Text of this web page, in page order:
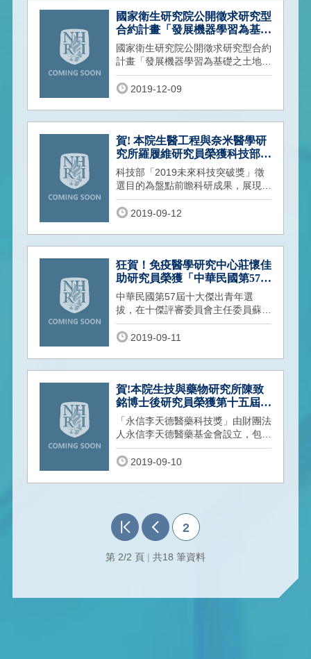
國家衛生研究院公開徵求研究型
合約計畫「發展機器學習為基礎
之土地利用迴歸模型以分析臺灣
氣態污染物之時空分布」
國家衛生研究院公開徵求研究型合約
計畫「發展機器學習為基礎之土地利
用迴歸模型以分析臺灣氣態污染物之
時空2019-12-09
賀! 本院生醫工程與奈米醫學研
究所羅履維研究員榮獲科技部
「2019未來科技突破獎」
科技部「2019未來科技突破獎」徵
選目的為盤點前瞻科研成果，展現我
國科技實力，並鼓勵科研成果進軍全
球市場2019-09-12
狂賀！免疫醫學研究中心莊懷佳
助研究員榮獲「中華民國第57屆
十大傑出青年」＜醫學研究類＞
中華民國第57屆十大傑出青年選
拔，在十傑評審委員會主任委員蘇嘉
全院長帶?各?域專業的評審委員審
查，秉持嚴
2019-09-11
賀!本院生技與藥物研究所陳致
銘博士後研究員榮獲第十五屆永
信李天德醫藥科技獎之「傑出論
文獎」
「永信李天德醫藥科技獎」由財團法
人永信李天德醫藥基金會設立，包括
「卓越醫藥科技獎」、「青年醫藥科
技獎2019-09-10
2
第 2/2 頁 | 共18 筆資料